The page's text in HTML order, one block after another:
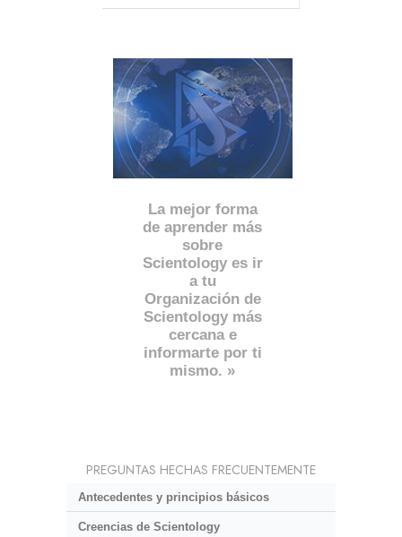
La mejor forma
de aprender más
sobre
Scientology es ir
a tu
Organización de
Scientology más
cercana e
informarte por ti
mismo. »
PREGUNTAS HECHAS FRECUENTEMENTE
Antecedentes y principios básicos
Creencias de Scientology